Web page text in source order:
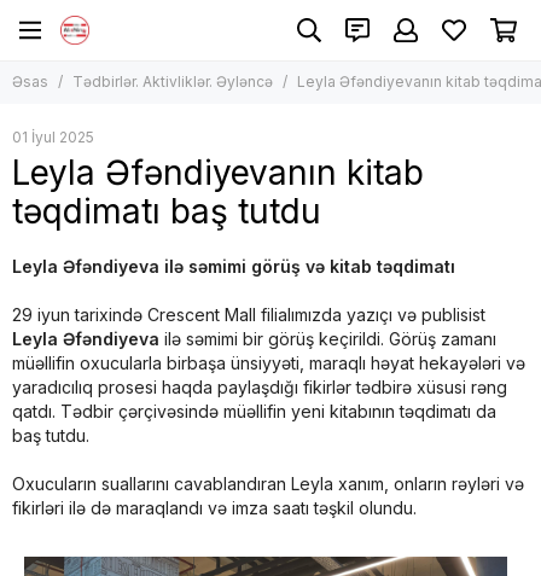
Əsas Tədbirlər. Aktivliklər. Əyləncə Leyla Əfəndiyevanın kitab
01 İyul 2025
Leyla Əfəndiyevanın kitab
təqdimatı baş tutdu
Leyla Əfəndiyeva ilə səmimi görüş və kitab təqdimatı
29 iyun tarixində Crescent Mall filialımızda yazıçı və publisist
Leyla Əfəndiyeva ilə səmimi bir görüş keçirildi. Görüş zamanı
müəllifin oxucularla birbaşa ünsiyyəti, maraqlı həyat hekayələri və
yaradıcılıq prosesi haqda paylaşdığı fikirlər tədbirə xüsusi rəng
qatdı. Tədbir çərçivəsində müəllifin yeni kitabının təqdimatı da
baş tutdu.
Oxucuların suallarını cavablandıran Leyla xanım, onların rəyləri və
fikirləri ilə də maraqlandı və imza saatı təşkil olundu.